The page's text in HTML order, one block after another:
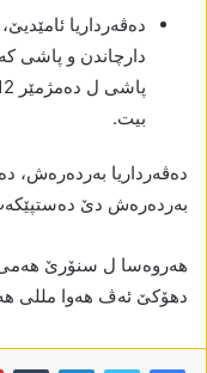
دارچاندن و پاشی
بیت.
بەردەرەش دێ
ھەروەسا ل سنۆرێ ھەمی
دھۆکێ ئەڤ ھەوا مللی